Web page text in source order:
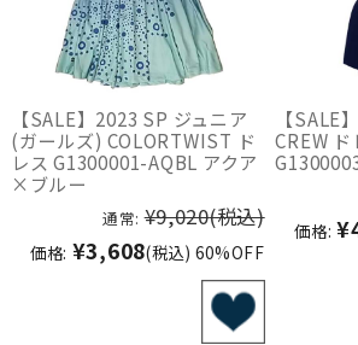
【SALE】2023 SP ジュニア
(ガールズ) COLORTWIST ド
レス G1300001-AQBL アクア
×ブルー
通常: ¥9,020(税込)
価格: ¥3,608(税込) 60%OFF
【SALE
CREW ド
価格: